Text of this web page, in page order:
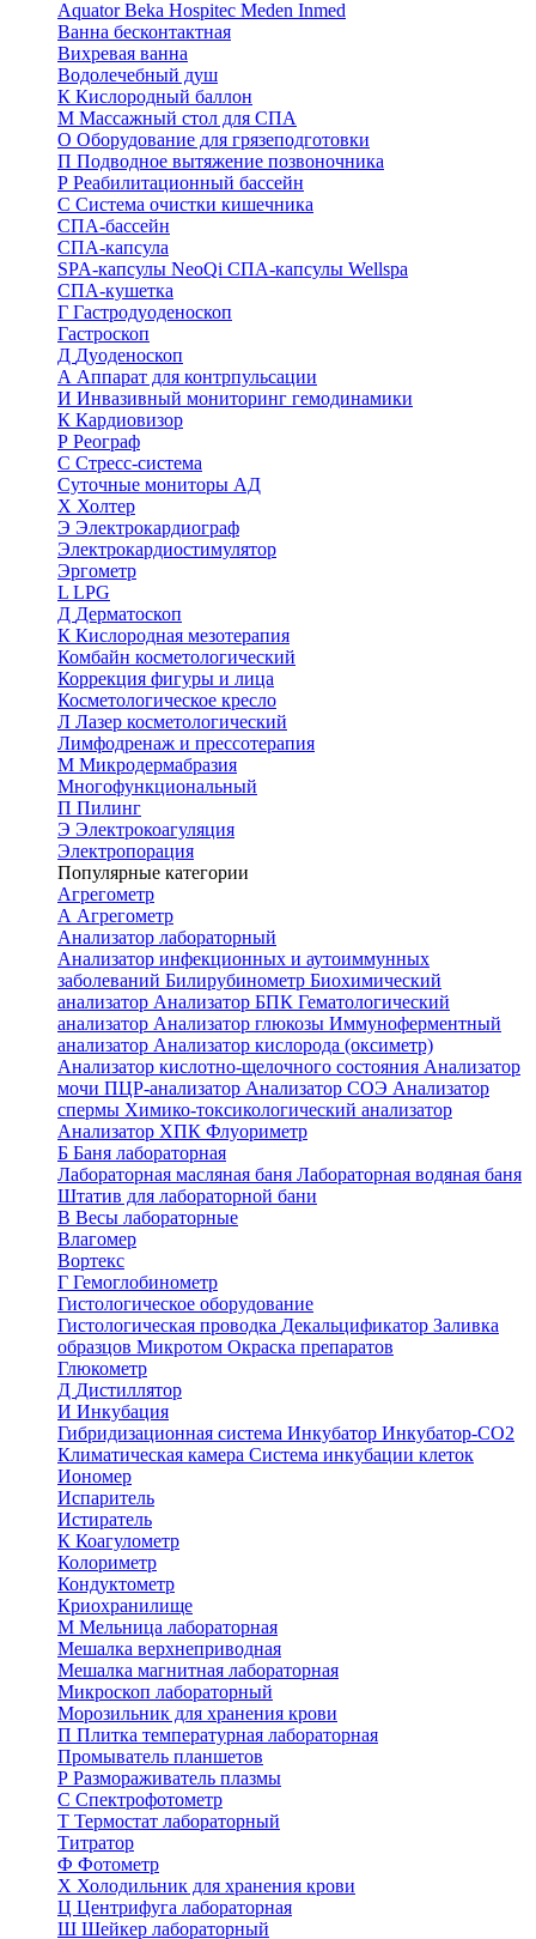
AquatorBeka Hospitec Meden Inmed
Ванна бесконтактная
Вихревая ванна
Водолечебный душ
К Кислородный баллон
М Массажный стол для СПА
О Оборудование для грязеподготовки
П Подводное вытяжение позвоночника
Р Реабилитационный бассейн
С Система очистки кишечника
СПА-бассейн
СПА-капсула
SPA-капсулы NeoQi СПА-капсулы Wellspa
СПА-кушетка
Г Гастродуоденоскоп
Гастроскоп
Д Дуоденоскоп
А Аппарат для контрпульсации
И Инвазивный мониторинг гемодинамики
К Кардиовизор
Р Реограф
С Стресс-система
Суточные мониторы АД
Х Холтер
Э Электрокардиограф
Электрокардиостимулятор
Эргометр
L LPG
Д Дерматоскоп
К Кислородная мезотерапия
Комбайн косметологический
Коррекция фигуры и лица
Косметологическое кресло
Л Лазер косметологический
Лимфодренаж и прессотерапия
М Микродермабразия
Многофункциональный
П Пилинг
Э Электрокоагуляция
Электропорация
Популярные категории
Агрегометр
А Агрегометр
Анализатор лабораторный
Анализатор инфекционных и аутоиммунных
заболеваний Билирубинометр Биохимический
анализатор Анализатор БПК Гематологический
анализатор Анализатор глюкозы Иммуноферментный
анализатор Анализатор кислорода (оксиметр)
Анализатор кислотно-щелочного состояния Анализатор
мочи ПЦР-анализатор Анализатор СОЭ Анализатор
спермы Химико-токсикологический анализатор
Анализатор ХПК Флуориметр
Б Баня лабораторная
Лабораторная масляная баня Лабораторная водяная баня
Штатив для лабораторной бани
В Весы лабораторные
Влагомер
Вортекс
Г Гемоглобинометр
Гистологическое оборудование
Гистологическая проводка Декальцификатор Заливка
образцов Микротом Окраска препаратов
Глюкометр
Д Дистиллятор
И Инкубация
Гибридизационная система Инкубатор Инкубатор-СО2
Климатическая камера Система инкубации клеток
Иономер
Испаритель
Истиратель
К Коагулометр
Колориметр
Кондуктометр
Криохранилище
М Мельница лабораторная
Мешалка верхнеприводная
Мешалка магнитная лабораторная
Микроскоп лабораторный
Морозильник для хранения крови
П Плитка температурная лабораторная
Промыватель планшетов
Р Размораживатель плазмы
С Спектрофотометр
Т Термостат лабораторный
Титратор
Ф Фотометр
Х Холодильник для хранения крови
Ц Центрифуга лабораторная
Ш Шейкер лабораторный